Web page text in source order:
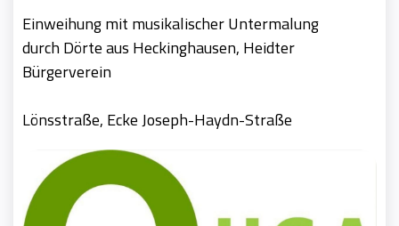
Einweihung mit musikalischer Untermalung
durch Dörte aus Heckinghausen, Heidter
Bürgerverein
Lönsstraße, Ecke Joseph-Haydn-Straße